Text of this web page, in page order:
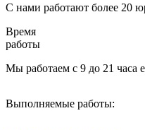
С нами работают более 20
Время
работы
Мы работаем с 9 до 21 часа
Выполняемые работы: